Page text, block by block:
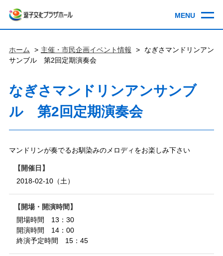
ホーム 主催・市民企画イベント情報
なぎさマンドリンアン
サンブル 第2回定期演奏会
なぎさマンドリンアンサンブ
ル 第2回定期演奏会
マンドリンが奏でるお馴染みのメロディをお楽しみ下さい
開催日
2018-02-10（土）
開場・開演時間
開場時間 13：30
開演時間 14：00
終演予定時間 15：45